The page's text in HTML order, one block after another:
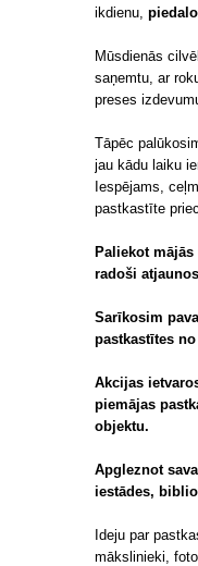
ikdienu,
Mūsdienās
saņemtu, ar
preses
Tāpēc
jau kādu laiku
Iespējams,
pastkastīte
Paliekot
radoši
Sarīkosim
pastkastītes
Akcijas
piemājas
objektu.
Apgleznot
iestādes,
Ideju par
mākslinieki,